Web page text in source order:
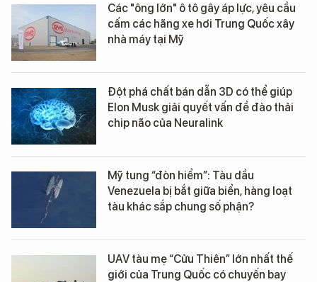
Các "ông lớn" ô tô gây áp lực, yêu cầu
cấm các hãng xe hơi Trung Quốc xây
nhà máy tại Mỹ
Đột phá chất bán dẫn 3D có thể giúp
Elon Musk giải quyết vấn đề đào thải
chip não của Neuralink
Mỹ tung “đòn hiểm”: Tàu dầu
Venezuela bị bắt giữa biển, hàng loạt
tàu khác sắp chung số phận?
UAV tàu mẹ “Cửu Thiên” lớn nhất thế
giới của Trung Quốc có chuyến bay